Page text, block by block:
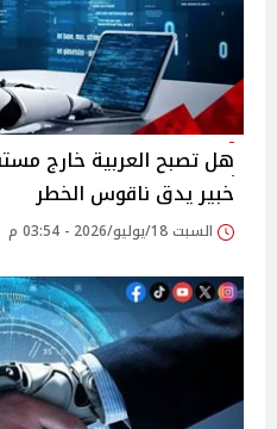
هل تصبح العربية خارج
خبير يدق ناقوس الخطر
السبت 18/يوليو/2026 - 03:54 م